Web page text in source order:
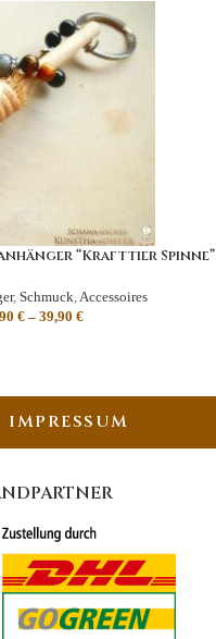
“Krafttier Spinne”
, Schmuck,Accessoires
€– 39,90 €
IMPRESSUM